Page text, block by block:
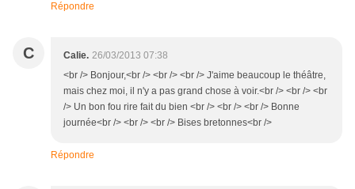
Répondre
C Calie. 26/03/2013 07:38
<br /> Bonjour,<br /> <br /> <br /> J'aime beaucoup le théâtre,
mais chez moi, il n'y a pas grand chose à voir.<br /> <br /> <br
/> Un bon fou rire fait du bien <br /> <br /> <br /> Bonne
journée<br /> <br /> <br /> Bises bretonnes<br />
Répondre